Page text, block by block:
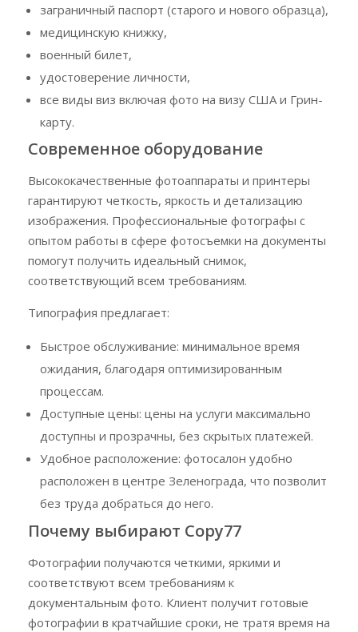
заграничный паспорт (старого и нового образца),
медицинскую книжку,
военный билет,
удостоверение личности,
все виды виз включая фото на визу США и Грин-
карту.
Современное оборудование
Высококачественные фотоаппараты и принтеры
гарантируют четкость, яркость и детализацию
изображения. Профессиональные фотографы с
опытом работы в сфере фотосъемки на документы
помогут получить идеальный снимок,
соответствующий всем требованиям.
Типография предлагает:
Быстрое обслуживание: минимальное время
ожидания, благодаря оптимизированным
процессам.
Доступные цены: цены на услуги максимально
доступны и прозрачны, без скрытых платежей.
Удобное расположение: фотосалон удобно
расположен в центре Зеленограда, что позволит
без труда добраться до него.
Почему выбирают Copy77
Фотографии получаются четкими, яркими и
соответствуют всем требованиям к
документальным фото. Клиент получит готовые
фотографии в кратчайшие сроки, не тратя время на